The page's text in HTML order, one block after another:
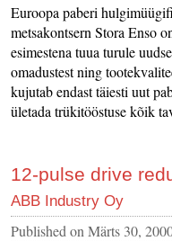
Euroopa paberi
metsakontsern Stora Enso
esimestena tuua turule
omadustest ning
kujutab endast täiesti uut
ületada trükitööstuse kõik
12-pulse drive
ABB Industry Oy
Published on Märts 30,